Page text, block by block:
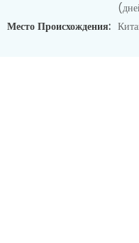
Место Происхождения: